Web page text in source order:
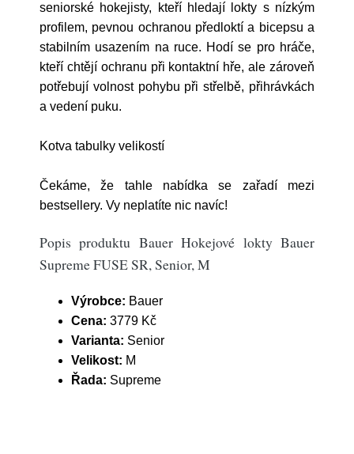
seniorské hokejisty, kteří hledají lokty s nízkým
profilem, pevnou ochranou předloktí a bicepsu a
stabilním usazením na ruce. Hodí se pro hráče,
kteří chtějí ochranu při kontaktní hře, ale zároveň
potřebují volnost pohybu při střelbě, přihrávkách
a vedení puku.
Kotva tabulky velikostí
Čekáme, že tahle nabídka se zařadí mezi
bestsellery. Vy neplatíte nic navíc!
Popis produktu Bauer Hokejové lokty Bauer
Supreme FUSE SR, Senior, M
Výrobce: Bauer
Cena: 3779 Kč
Varianta: Senior
Velikost: M
Řada: Supreme